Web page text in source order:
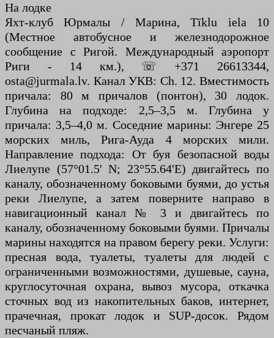
На лодке
Яхт-клуб Юрмалы / Марина, Tīklu iela 10
(Местное автобусное и железнодорожное
сообщение с Ригой. Международный аэропорт
Риги - 14 км.), ☏ +371 26613344,
osta@jurmala.lv. Канал УКВ: Ch. 12. Вместимость
причала: 80 м причалов (понтон), 30 лодок.
Глубина на подходе: 2,5–3,5 м. Глубина у
причала: 3,5–4,0 м. Соседние марины: Энгере 25
морских миль, Рига-Ауда 4 морских мили.
Направление подхода: От буя безопасной воды
Лиелупе (57°01.5' N; 23°55.64'E) двигайтесь по
каналу, обозначенному боковыми буями, до устья
реки Лиелупе, а затем поверните направо в
навигационный канал № 3 и двигайтесь по
каналу, обозначенному боковыми буями. Причалы
марины находятся на правом берегу реки. Услуги:
пресная вода, туалеты, туалеты для людей с
ограниченными возможностями, душевые, сауна,
круглосуточная охрана, вывоз мусора, откачка
сточных вод из накопительных баков, интернет,
прачечная, прокат лодок и SUP-досок. Рядом
песчаный пляж.